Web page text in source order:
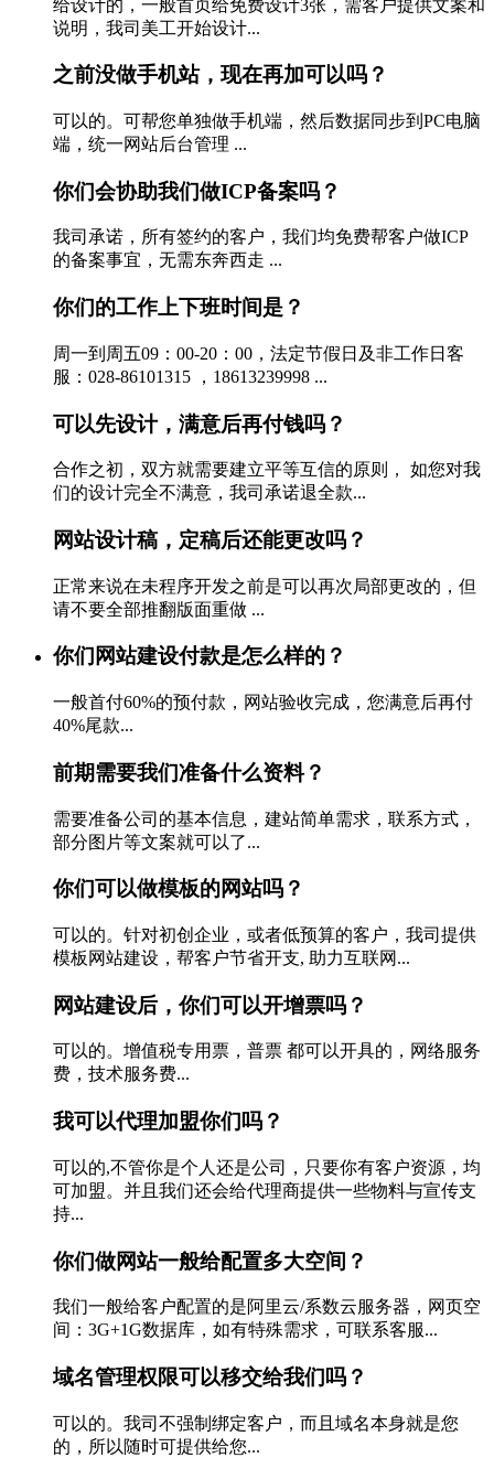
给设计的，一般首页给免费设计3张，需客户提供文案和
说明，我司美工开始设计...
之前没做手机站，现在再加可以吗？
可以的。可帮您单独做手机端，然后数据同步到PC电脑
端，统一网站后台管理 ...
你们会协助我们做ICP备案吗？
我司承诺，所有签约的客户，我们均免费帮客户做ICP
的备案事宜，无需东奔西走 ...
你们的工作上下班时间是？
周一到周五09：00-20：00，法定节假日及非工作日客
服：028-86101315 ，18613239998 ...
可以先设计，满意后再付钱吗？
合作之初，双方就需要建立平等互信的原则， 如您对我
们的设计完全不满意，我司承诺退全款...
网站设计稿，定稿后还能更改吗？
正常来说在未程序开发之前是可以再次局部更改的，但
请不要全部推翻版面重做 ...
你们网站建设付款是怎么样的？
一般首付60%的预付款，网站验收完成，您满意后再付
40%尾款...
前期需要我们准备什么资料？
需要准备公司的基本信息，建站简单需求，联系方式，
部分图片等文案就可以了...
你们可以做模板的网站吗？
可以的。针对初创企业，或者低预算的客户，我司提供
模板网站建设，帮客户节省开支, 助力互联网...
网站建设后，你们可以开增票吗？
可以的。增值税专用票，普票 都可以开具的，网络服务
费，技术服务费...
我可以代理加盟你们吗？
可以的,不管你是个人还是公司，只要你有客户资源，均
可加盟。并且我们还会给代理商提供一些物料与宣传支
持...
你们做网站一般给配置多大空间？
我们一般给客户配置的是阿里云/系数云服务器，网页空
间：3G+1G数据库，如有特殊需求，可联系客服...
域名管理权限可以移交给我们吗？
可以的。我司不强制绑定客户，而且域名本身就是您
的，所以随时可提供给您...